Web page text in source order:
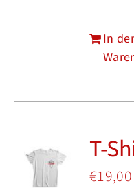
In
T-
€19,00